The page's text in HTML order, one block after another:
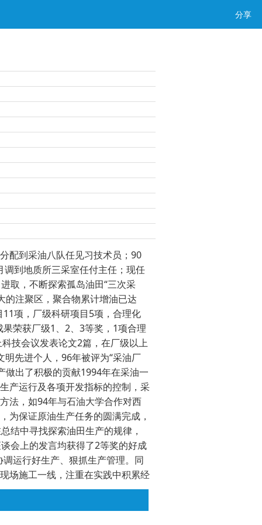
分享
配到采油八队任见习技术员；90
到地质所三采室任付主任；现任
取，不断探索孤岛油田“三次采
的注聚区，聚合物累计增油已达
项，厂级科研项目5项，合理化
荣获厂级1、2、3等奖，1项合理
技会议发表论文2篇，在厂级以上
先进个人，96年被评为“采油厂
做出了积极的贡献1994年在采油一
产运行及各项开发指标的控制，采
法，如94年与石油大学合作对西
为保证原油生产任务的圆满完成，
结中寻找探索油田生产的规律，
会上的发言均获得了2等奖的好成
运行好生产、狠抓生产管理。同
场施工一线，注重在实践中积累经
的作用。 二、立足于增加可采储